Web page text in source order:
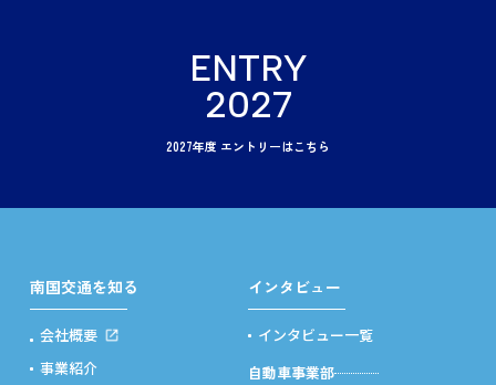
ENTRY
2027
2027年度 エントリーはこちら
南国交通を知る
会社概要
事業紹介
インタビュー
インタビュー一覧
自動車事業部